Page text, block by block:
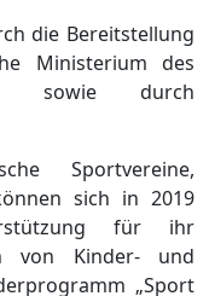
die Bereitstellung
Ministerium des
sowie durch
Sportvereine,
sich in 2019
für ihr
von Kinder- und
„Sport